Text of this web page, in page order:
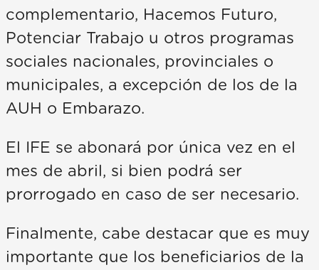
complementario, Hacemos Futuro,
Potenciar Trabajo u otros programas
sociales nacionales, provinciales o
municipales, a excepción de los de la
AUH o Embarazo.
El IFE se abonará por única vez en el
mes de abril, si bien podrá ser
prorrogado en caso de ser necesario.
Finalmente, cabe destacar que es muy
importante que los beneficiarios de la